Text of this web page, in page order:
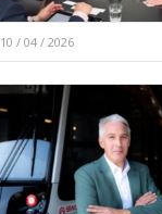
10 / 04 / 2026